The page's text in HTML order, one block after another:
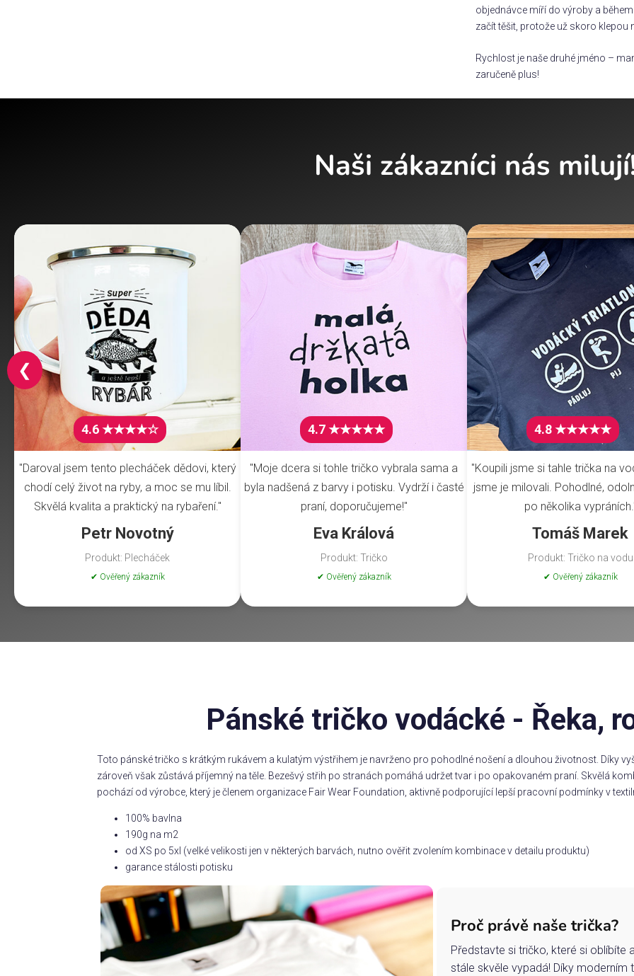
objednávce míří do výroby a
začít těšit, protože už skoro klepou
Rychlost je naše druhé jméno –
zaručeně plus!
Naši zákazníci nás
4.6 ★★★★☆
"Daroval jsem tento plecháček dědovi, který
chodí celý život na ryby, a moc se mu líbil.
Skvělá kvalita a praktický na rybaření."
Petr Novotný
Produkt: Plecháček
✔ Ověřený zákazník
4.7 ★★★★★
"Moje dcera si tohle tričko vybrala sama a
byla nadšená z barvy i potisku. Vydrží i časté
praní, doporučujeme!"
Eva Králová
Produkt: Tričko
✔ Ověřený zákazník
4.8 ★★★★★
"Koupili jsme si tahle trička na
jsme je milovali. Pohodlné,
po několika
Tomáš Marek
Produkt: Tričko na vodu
✔ Ověřený zákazník
❮
Pánské tričko vodácké - Řeka,
Toto pánské tričko s krátkým rukávem a kulatým výstřihem je navrženo pro pohodlné nošení a dlouhou životnost. Díky
zároveň však zůstává příjemný na těle. Bezešvý střih po stranách pomáhá udržet tvar i po opakovaném praní. Skvělá
pochází od výrobce, který je členem organizace Fair Wear Foundation, aktivně podporující lepší pracovní podmínky v
100% bavlna
190g na m2
od XS po 5xl (velké velikosti jen v některých barvách, nutno ověřit zvolením kombinace v detailu produktu)
garance stálosti potisku
Proč právě naše trička?
Představte si tričko, které si oblíbíte
stále skvěle vypadá! Díky moderním